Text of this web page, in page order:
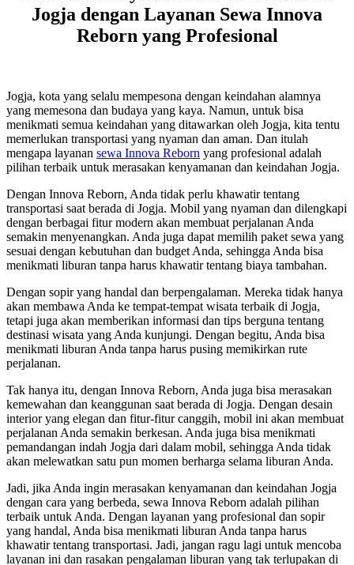
Jogja dengan Layanan Sewa Innova
Reborn yang Profesional
Jogja, kota yang selalu mempesona dengan keindahan alamnya
yang memesona dan budaya yang kaya. Namun, untuk bisa
menikmati semua keindahan yang ditawarkan oleh Jogja, kita tentu
memerlukan transportasi yang nyaman dan aman. Dan itulah
mengapa layanan sewa Innova Reborn yang profesional adalah
pilihan terbaik untuk merasakan kenyamanan dan keindahan Jogja.
Dengan Innova Reborn, Anda tidak perlu khawatir tentang
transportasi saat berada di Jogja. Mobil yang nyaman dan dilengkapi
dengan berbagai fitur modern akan membuat perjalanan Anda
semakin menyenangkan. Anda juga dapat memilih paket sewa yang
sesuai dengan kebutuhan dan budget Anda, sehingga Anda bisa
menikmati liburan tanpa harus khawatir tentang biaya tambahan.
Dengan sopir yang handal dan berpengalaman. Mereka tidak hanya
akan membawa Anda ke tempat-tempat wisata terbaik di Jogja,
tetapi juga akan memberikan informasi dan tips berguna tentang
destinasi wisata yang Anda kunjungi. Dengan begitu, Anda bisa
menikmati liburan Anda tanpa harus pusing memikirkan rute
perjalanan.
Tak hanya itu, dengan Innova Reborn, Anda juga bisa merasakan
kemewahan dan keanggunan saat berada di Jogja. Dengan desain
interior yang elegan dan fitur-fitur canggih, mobil ini akan membuat
perjalanan Anda semakin berkesan. Anda juga bisa menikmati
pemandangan indah Jogja dari dalam mobil, sehingga Anda tidak
akan melewatkan satu pun momen berharga selama liburan Anda.
Jadi, jika Anda ingin merasakan kenyamanan dan keindahan Jogja
dengan cara yang berbeda, sewa Innova Reborn adalah pilihan
terbaik untuk Anda. Dengan layanan yang profesional dan sopir
yang handal, Anda bisa menikmati liburan Anda tanpa harus
khawatir tentang transportasi. Jadi, jangan ragu lagi untuk mencoba
layanan ini dan rasakan pengalaman liburan yang tak terlupakan di